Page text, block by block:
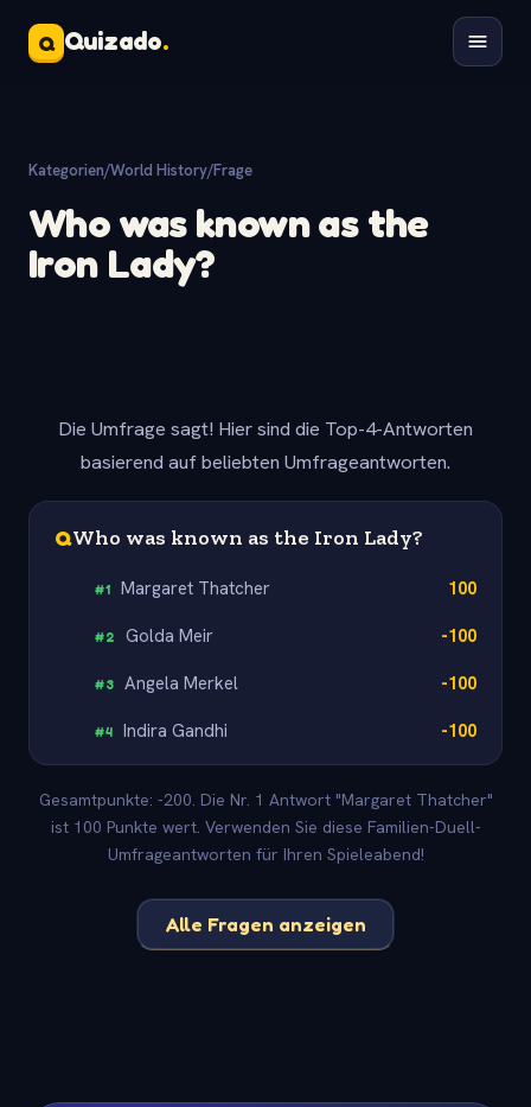
Q Quizado.
Kategorien/World History/Frage
Who was known as the
Iron Lady?
Die Umfrage sagt! Hier sind die Top-4-Antworten
basierend auf beliebten Umfrageantworten.
QWho was known as the Iron Lady?
#1 Margaret Thatcher 100
#2 Golda Meir -100
#3 Angela Merkel -100
#4 Indira Gandhi -100
Gesamtpunkte: -200. Die Nr. 1 Antwort "Margaret Thatcher"
ist 100 Punkte wert. Verwenden Sie diese Familien-Duell-
Umfrageantworten für Ihren Spieleabend!
Alle Fragen anzeigen